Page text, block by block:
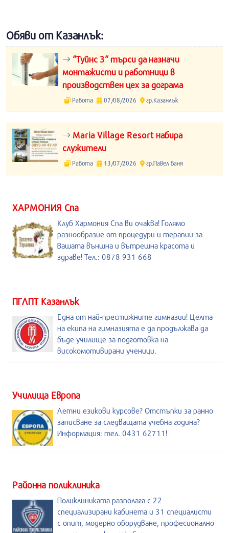
Обяви от Казанлък:
“Туйнс 3“ търси да назначи
монтажисти и работници в
производствен цех за дограма
Работа 07/08/2026 гр.Казанлък
Maria Village Resort набира
служители
Работа 13/07/2026 гр.Павел Баня
ХАРМОНИЯ Спа
Клуб Хармония Спа ви очаква! Голямо
разнообразие от процедури и терапии за
Вашата външна и вътрешна красота и
здраве! Тел.: 0878 931 668
ПГЛПТ Казанлък
Една от най-престижните гимназии! Целта
на екипа на гимназията е да продължава да
бъде училище за подготовка на
високомотивирани ученици.
Училища Европа
Летни езикови курсове? Отстъпки за ранно
записване за следващата учебна година?
Информация: тел. 0431 62711!
Районна поликлиника
Поликлиниката разполага с 22
специализирани кабинета и 31 специалисти
с опит, модерно оборудване, професионално